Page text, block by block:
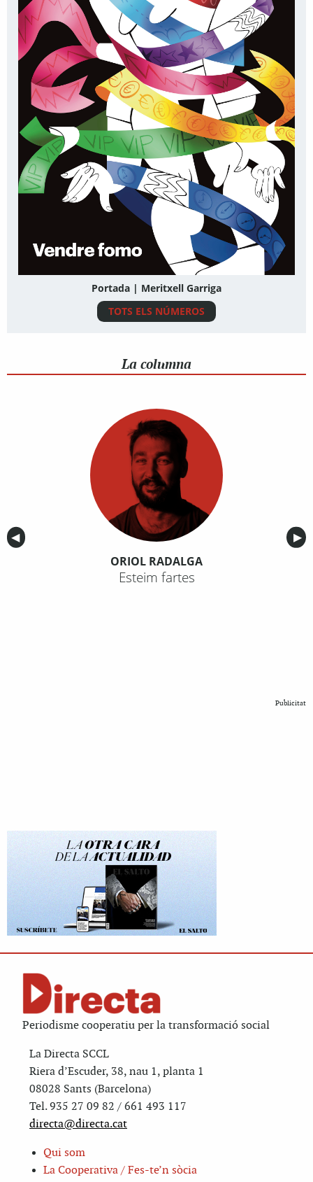
Portada | Meritxell Garriga
TOTS ELS NÚMEROS
La columna
Anterior
◀︎ ▶︎
ORIOL RADALGA
Esteim fartes
Publicitat
Periodisme cooperatiu per la transformació social
La Directa SCCL
Riera d’Escuder, 38, nau 1, planta 1
08028 Sants (Barcelona)
Tel. 935 27 09 82 / 661 493 117
directa@directa.cat
Qui som
La Cooperativa / Fes-te’n sòcia